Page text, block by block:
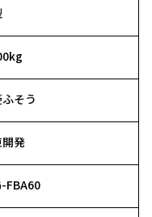
そう
発
FBA60